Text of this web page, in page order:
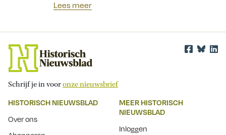
Lees meer
Schrijf je in vooronze nieuwsbrief
HISTORISCH NIEUWSBLAD
Over ons
MEER HISTORISCH
NIEUWSBLAD
Inloggen